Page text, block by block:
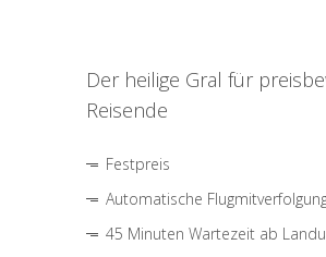
Der heilige Gral für
Reisende
Festpreis
Automatische
45 Minuten Wartezeit ab